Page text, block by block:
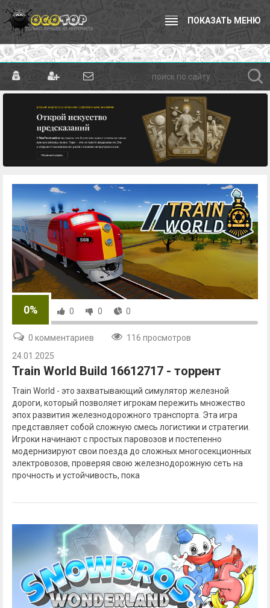
ПОКАЗАТЬ МЕНЮ
0% 0 0 0
0 комментариев
116 просмотров
24.01.2025
Train World Build 16612717 - торрент
Train World - это захватывающий симулятор железной
дороги, который позволяет игрокам пережить множество
эпох развития железнодорожного транспорта. Эта игра
представляет собой сложную смесь логистики и стратегии.
Игроки начинают с простых паровозов и постепенно
модернизируют свои поезда до сложных многосекционных
электровозов, проверяя свою железнодорожную сеть на
прочность и устойчивость, пока